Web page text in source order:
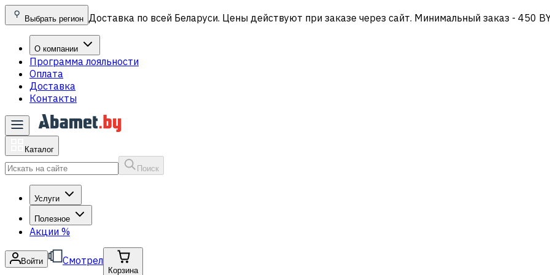
Выбрать регион Доставка по всей Беларуси. Цены действуют при заказе через сайт. Минимальный заказ - 450
О компании
Программа лояльности
Оплата
Доставка
Контакты
Каталог
Поиск
Услуги
Полезное
Акции %
Войти Смотрел
Корзина